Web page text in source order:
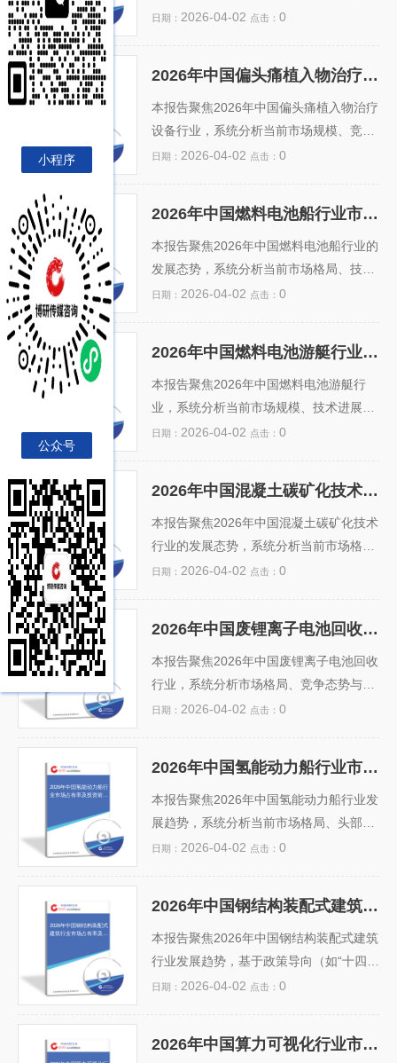
2024–2026年行业复合增长率将超12%。
域差异化布局及ESG合规等关键机遇与风
险，为政府决策、...
电催化合成氨、绿氢制氨）、环保监管趋
肥、缓控释技术及可再生能源耦合项目的
落地进展，量化预测各细分技术路线的市
场占有率变化。报告指出，绿色氮肥有望
在2026年占据国内氮肥总产能约12%—1
估投资风险与机遇，为产业链上下游企
业、金融机构及地方政府提供...
日期： 2026-04-02 点击： 0
2026年中国偏头痛植入物
治疗设备行业市场占有率
2026年中国偏头痛植入物治疗设备行业市场占有率及投资前景预测分析报告
本报告聚焦2026年中国偏头痛植入物治疗
设备行业，系统分析当前市场规模、竞争
格局与市场占有率分布，涵盖主要企业
神经调控政策支持、医保准入进展、临床
指南更新及患者需求升级等驱动因素，评
估行业增长潜力；同时剖析技术壁垒、审
批周期长、医生培训不足及高昂治疗费用
年市场规模有望突破12亿元。报告还提出
差异化研发、医工协同、商业化路径优化
等...
日期： 2026-04-02 点击： 0
2026年中国燃料电池船行
业市场占有率及投资前景
预测分析报告
2026年中国燃料电池船行业市场占有率及投资前景预测分析报告
本报告聚焦2026年中国燃料电池船行业的
发展态势，系统分析当前市场格局、技术
进展、政策支持及产业链成熟度。报告基
集团、国氢科技、未势能源等）的市场占
有率变化趋势。同时，深入剖析氢能船舶
在内河航运、港口作业船及近海渡轮等细
分场景的商业化落地潜力，评估基础设施
成本压力、标准缺失）与机遇（双碳目标
驱动、示范项目扩容）提出前瞻性建议，
为政府决策、...
日期： 2026-04-02 点击： 0
2026年中国燃料电池游艇
行业市场占有率及投资前
景预测分析报告
2026年中国燃料电池游艇行业市场占有率及投资前景预测分析报告
本报告聚焦2026年中国燃料电池游艇行
业，系统分析当前市场规模、技术进展、
政策支持与产业链布局。数据显示，受益
进入商业化起步期。报告预测，2026年行
业市场占有率将突破8%，头部企业加速
布局示范项目，长三角与粤港澳大湾区成
主要增长极。投资前景方面，技术壁垒仍
报告建议投资者重点关注核心电堆、系统
集成及氢能船舶运营服务商，并警惕政策
落地节奏与氢能供应链稳定性风险。（15
0字）...
日期： 2026-04-02 点击： 0
技术行业市场占有率及投
2026年中国混凝土碳矿化技术行业市场占有率及投资前景预测分析报告
本报告聚焦2026年中国混凝土碳矿化技术
行业的发展态势，系统分析当前市场格
局、头部企业占有率（如中建材、华润、
标、住建部低碳建材推广政策）、技术成
熟度提升及固废协同利用需求，预测未来
三年行业年均复合增长率将达28.5%。报
告评估投资热点集中在碳矿化装备研发、
后等风险。旨在为建材企业、环保投资机
构及科研院所提供兼具前瞻性与实操性的
战略决策参考...
日期： 2026-04-02 点击： 0
回收行业市场占有率及投
2026年中国废锂离子电池回收行业市场占有率及投资前景预测分析报告
本报告聚焦2026年中国废锂离子电池回收
行业，系统分析市场格局、竞争态势与投
资潜力。基于新能源汽车爆发式增长及“双
头部企业（如格林美、邦普、华友钴业）
合计市占率有望超60%。报告深入剖析回
收技术路线（湿法冶炼为主）、区域分布
（广东、湖南、湖北为产业聚集地）、盈
环保监管趋严、金属价格波动、回收体系
不健全等挑战，为投资者...
日期： 2026-04-02 点击： 0
2026年中国氢能动力船行
业市场占有率及投资前景
2026年中国氢能动力船行业市场占有率及投资前景预测分析报告
本报告聚焦2026年中国氢能动力船行业发
展趋势，系统分析当前市场格局、头部企
业占有率（如中船集团、国氢科技、潍柴
策驱动、内河与沿海示范项目落地节奏、
加氢基础设施建设进度及船舶绿色补贴力
度，报告量化预测2024–2026年行业复合
增长率（CAGR）及细分船型（客船、工
船用系统集成）、标准体系缺失等核心风
日期： 2026-04-02 点击： 0
2026年中国钢结构装配式
建筑行业市场占有率及投
2026年中国钢结构装配式建筑行业市场占有率及投资前景预测分析报告
本报告聚焦2026年中国钢结构装配式建筑
行业发展趋势，基于政策导向（如“十四
五”建筑业高质量发展规划、双碳目标推
势。报告涵盖重点企业市占率、区域发展
日期： 2026-04-02 点击： 0
2026年中国算力可视化行业市场占有率及投资前景预测分析报告
小程序
公众号